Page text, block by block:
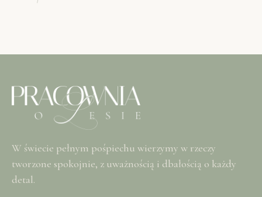
W świecie pełnym pośpiechu wierzymy w rzeczy
tworzone spokojnie, z uważnością i dbałością o każdy
detal.